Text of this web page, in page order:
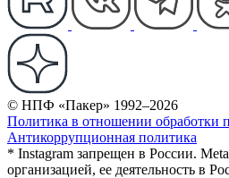
© НПФ «Пакер» 1992–2026
Политика в отношении обработки
Антикоррупционная политика
* Instagram запрещен в России.
организацией, ее деятельность в